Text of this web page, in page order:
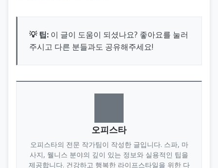
💡 팁: 이 글이 도움이 되셨나요? 좋아요를 눌러
주시고 다른 분들과도 공유해주세요!
오피스타
오피스타의 전문 작가팀이 작성한 글입니다. 스파, 마
사지, 웰니스 분야의 깊이 있는 정보와 실용적인 팁을
제공합니다. 건강하고 행복한 라이프스타일을 위한 다